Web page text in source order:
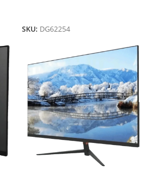
SKU: DG62254